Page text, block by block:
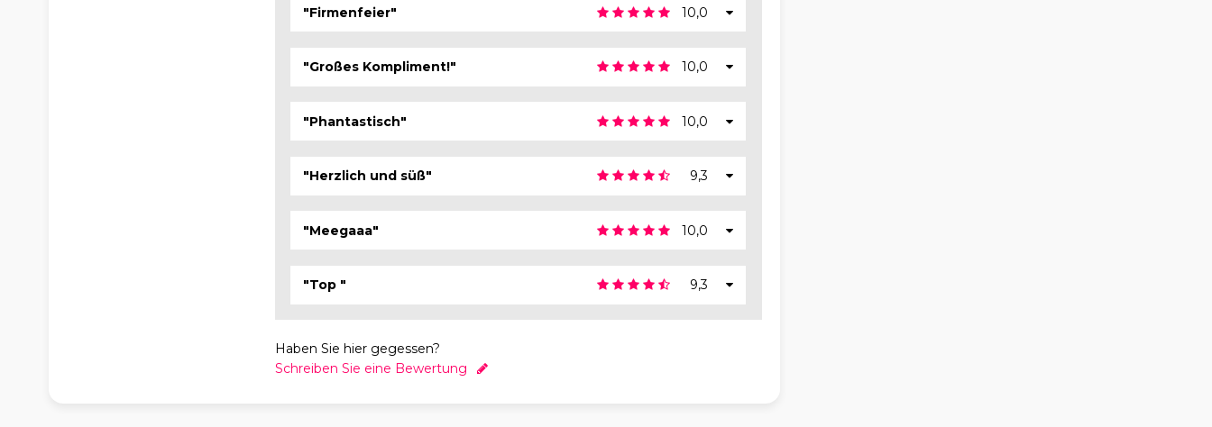
"Firmenfeier" 10,0
"Großes Kompliment!" 10,0
"Phantastisch" 10,0
"Herzlich und süß" 9,3
"Meegaaa" 10,0
"Top " 9,3
Haben Sie hier gegessen?
Schreiben Sie eine Bewertung